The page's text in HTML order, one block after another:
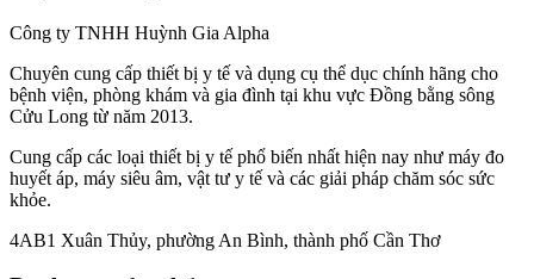
Công ty TNHH Huỳnh Gia Alpha
Chuyên cung cấp thiết bị y tế và dụng cụ thể dục chính hãng cho
bệnh viện, phòng khám và gia đình tại khu vực Đồng bằng sông
Cửu Long từ năm 2013.
Cung cấp các loại thiết bị y tế phổ biến nhất hiện nay như máy đo
huyết áp, máy siêu âm, vật tư y tế và các giải pháp chăm sóc sức
khỏe.
4AB1 Xuân Thủy, phường An Bình, thành phố Cần Thơ